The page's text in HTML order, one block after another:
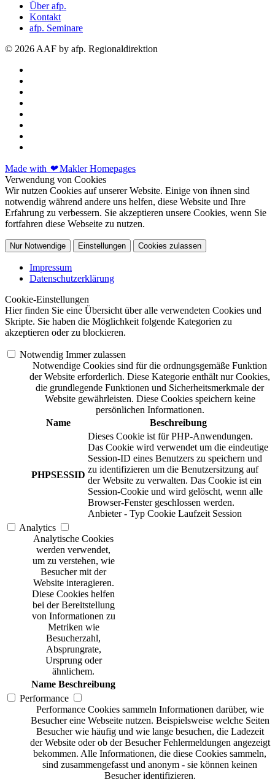
Über afp.
Kontakt
afp. Seminare
© 2026 AAF by afp. Regionaldirektion
Made with ❤Makler Homepages
Verwendung von Cookies
Wir nutzen Cookies auf unserer Website. Einige von ihnen sind
notwendig während andere uns helfen, diese Website und Ihre
Erfahrung zu verbessern. Sie akzeptieren unsere Cookies, wenn Sie
fortfahren diese Webseite zu nutzen.
Nur Notwendige Einstellungen Cookies zulassen
Impressum
Datenschutzerklärung
Cookie-Einstellungen
Hier finden Sie eine Übersicht über alle verwendeten Cookies und
Skripte. Sie haben die Möglichkeit folgende Kategorien zu
akzeptieren oder zu blockieren.
Notwendig Immer zulassen
Notwendige Cookies sind für die ordnungsgemäße Funktion
der Website erforderlich. Diese Kategorie enthält nur Cookies,
die grundlegende Funktionen und Sicherheitsmerkmale der
Website gewährleisten. Diese Cookies speichern keine
persönlichen Informationen.
Name
Beschreibung
PHPSESSID
Dieses Cookie ist für PHP-Anwendungen.
Das Cookie wird verwendet um die eindeutige
Session-ID eines Benutzers zu speichern und
zu identifizieren um die Benutzersitzung auf
der Website zu verwalten. Das Cookie ist ein
Session-Cookie und wird gelöscht, wenn alle
Browser-Fenster geschlossen werden.
Anbieter - Typ Cookie Laufzeit Session
Analytics
Analytische Cookies
werden verwendet,
um zu verstehen, wie
Besucher mit der
Website interagieren.
Diese Cookies helfen
bei der Bereitstellung
von Informationen zu
Metriken wie
Besucherzahl,
Absprungrate,
Ursprung oder
ähnlichem.
Name Beschreibung
Performance
Performance Cookies sammeln Informationen darüber, wie
Besucher eine Webseite nutzen. Beispielsweise welche Seiten
Besucher wie häufig und wie lange besuchen, die Ladezeit
der Website oder ob der Besucher Fehlermeldungen angezeigt
bekommen. Alle Informationen, die diese Cookies sammeln,
sind zusammengefasst und anonym - sie können keinen
Besucher identifizieren.